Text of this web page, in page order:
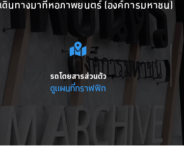
ดินทางมาที่หอภาพยนตร์ (องค์การมหาชน)
รถโดยสารส่วนตัว
ดูแผนที่กราฟฟิก